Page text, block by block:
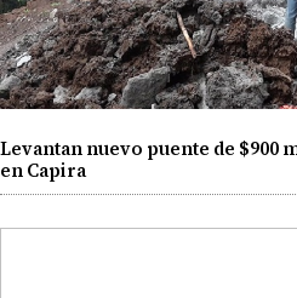
Levantan nuevo puente de
en Capira